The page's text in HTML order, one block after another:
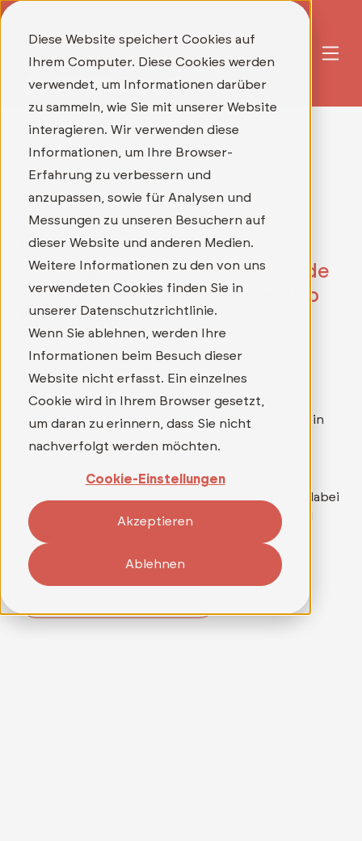
Diese Website speichert Cookies auf
Ihrem Computer. Diese Cookies werden
verwendet, um Informationen darüber
zu sammeln, wie Sie mit unserer Website
interagieren. Wir verwenden diese
Informationen, um Ihre Browser-
Erfahrung zu verbessern und
anzupassen, sowie für Analysen und
Messungen zu unseren Besuchern auf
dieser Website und anderen Medien.
Weitere Informationen zu den von uns
verwendeten Cookies finden Sie in
unserer Datenschutzrichtlinie.
Wenn Sie ablehnen, werden Ihre
Informationen beim Besuch dieser
Website nicht erfasst. Ein einzelnes
Cookie wird in Ihrem Browser gesetzt,
um daran zu erinnern, dass Sie nicht
nachverfolgt werden möchten.
Cookie-Einstellungen
Akzeptieren
Ablehnen
Unsere aktuellen
Stellenausschreibungen: Werde
Teil unseres Teams und bewirb
Dich direkt!
Wer mehr als nur einen Job sucht und in einem
Umfeld arbeiten möchte, in dem wirklich etwas
bewegt werden kann, findet bei TELEDATA IT ein
mitarbeitergeführtes Unternehmen mit
spannenden Aufgaben und hoher
Eigenverantwortung. Ein Team, das
Zusammenarbeit auf Augenhöhe lebt, schafft dabei
die Grundlage für persönliche Entwicklung und
gemeinsames Wachstum.